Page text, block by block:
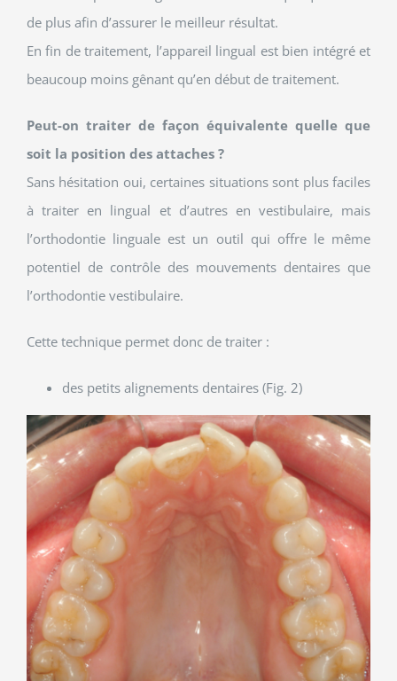
de plus afin d’assurer le meilleur résultat.
En fin de traitement, l’appareil lingual est bien intégré et
beaucoup moins gênant qu’en début de traitement.
Peut-on traiter de façon équivalente quelle que
soit la position des attaches ?
Sans hésitation oui, certaines situations sont plus faciles
à traiter en lingual et d’autres en vestibulaire, mais
l’orthodontie linguale est un outil qui offre le même
potentiel de contrôle des mouvements dentaires que
l’orthodontie vestibulaire.
Cette technique permet donc de traiter :
des petits alignements dentaires (Fig. 2)